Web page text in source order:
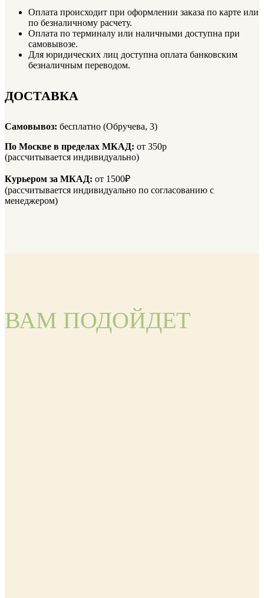
Оплата происходит при оформлении заказа по карте или
по безналичному расчету.
Оплата по терминалу или наличными доступна при
самовывозе.
Для юридических лиц доступна оплата банковским
безналичным переводом.
ДОСТАВКА
Самовывоз: бесплатно (Обручева, 3)
По Москве в пределах МКАД: от 350р
(рассчитывается индивидуально)
Курьером за МКАД: от 1500₽
(рассчитывается индивидуально по согласованию с
менеджером)
ВАМ ПОДОЙДЕТ